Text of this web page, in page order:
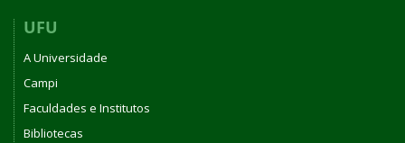
UFU
A Universidade
Campi
Faculdades e Institutos
Bibliotecas